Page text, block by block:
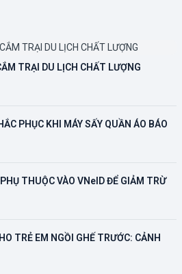
TRẠI DU LỊCH CHẤT LƯỢNG
PHỤC KHI MÁY SẤY QUẦN ÁO BÁO
THUỘC VÀO VNeID ĐỂ GIẢM TRỪ
TRẺ EM NGỒI GHẾ TRƯỚC: CẢNH